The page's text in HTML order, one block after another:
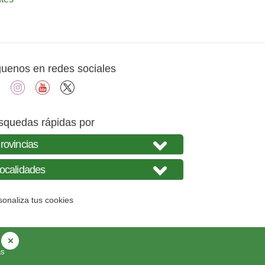
en redes sociales
facebookinstagramyoutube
rápidas por
tus cookies